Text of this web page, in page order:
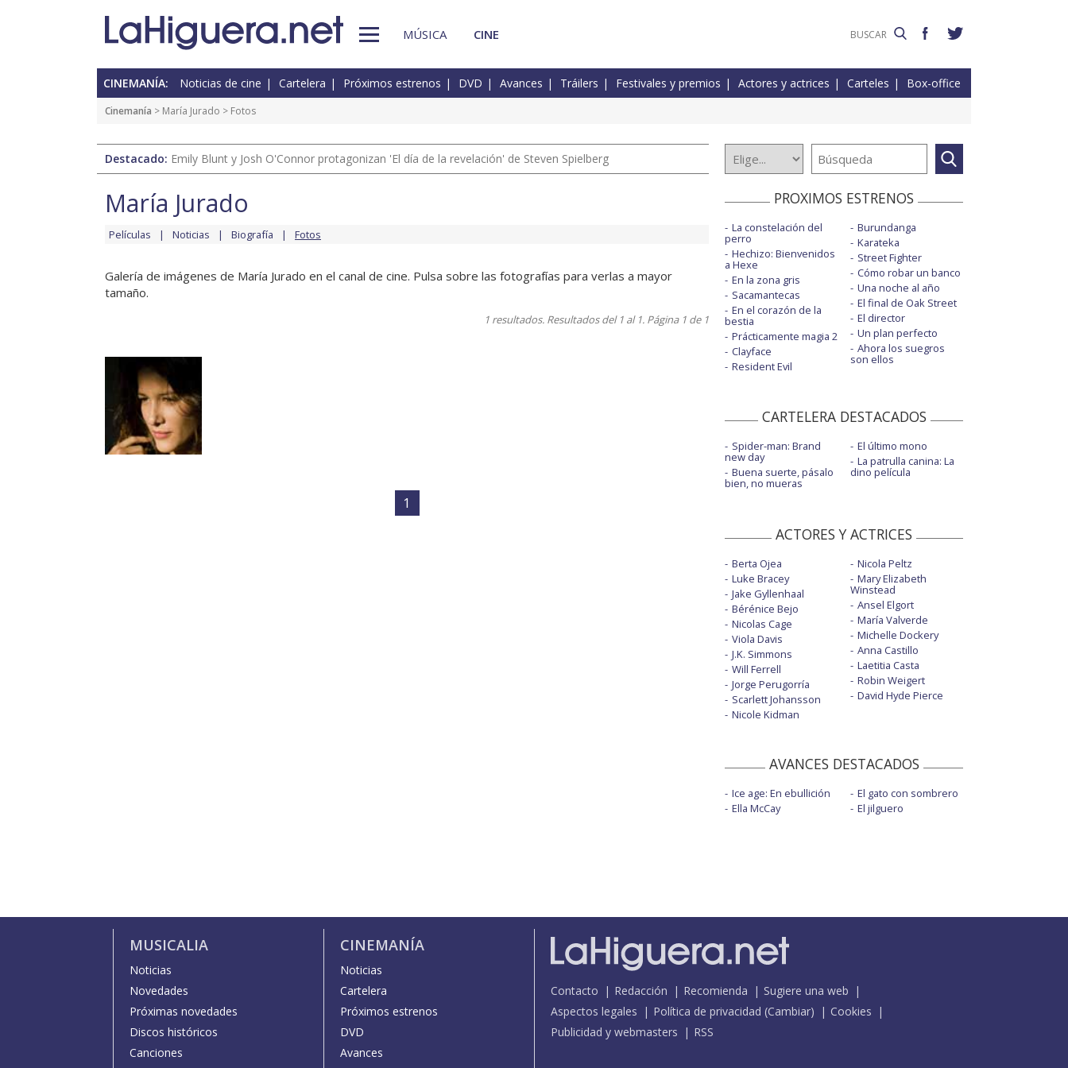
MÚSICA CINE
CINEMANÍA: Noticias de cine Cartelera Próximos estrenos DVD Avances Tráilers Festivales y premios Actores y actrices Carteles Box-office
Cinemanía > María Jurado > Fotos
Destacado: Emily Blunt y Josh O'Connor protagonizan 'El día de la revelación' de Steven Spielberg
María Jurado
Películas Noticias Biografía Fotos
Galería de imágenes de María Jurado en el canal de cine. Pulsa sobre las fotografías para verlas a mayor
tamaño.
1 resultados. Resultados del 1 al 1. Página 1 de 1
1
PROXIMOS ESTRENOS
La constelación del
perro
Hechizo: Bienvenidos
a Hexe
En la zona gris
Sacamantecas
En el corazón de la
bestia
Prácticamente magia 2
Clayface
Resident Evil
Burundanga
Karateka
Street Fighter
Cómo robar un banco
Una noche al año
El final de Oak Street
El director
Un plan perfecto
Ahora los suegros
son ellos
CARTELERA DESTACADOS
Spider-man: Brand
new day
Buena suerte, pásalo
bien, no mueras
El último mono
La patrulla canina: La
dino película
ACTORES Y ACTRICES
Berta Ojea
Luke Bracey
Jake Gyllenhaal
Bérénice Bejo
Nicolas Cage
Viola Davis
J.K. Simmons
Will Ferrell
Jorge Perugorría
Scarlett Johansson
Nicole Kidman
Nicola Peltz
Mary Elizabeth
Winstead
Ansel Elgort
María Valverde
Michelle Dockery
Anna Castillo
Laetitia Casta
Robin Weigert
David Hyde Pierce
AVANCES DESTACADOS
Ice age: En ebullición
Ella McCay
El gato con sombrero
El jilguero
MUSICALIA
Noticias
Novedades
Próximas novedades
Discos históricos
Canciones
CINEMANÍA
Noticias
Cartelera
Próximos estrenos
DVD
Avances
Contacto Redacción Recomienda
Sugiere una web
Aspectos legales
Política de privacidad (Cambiar)
Cookies
Publicidad y webmasters
RSS